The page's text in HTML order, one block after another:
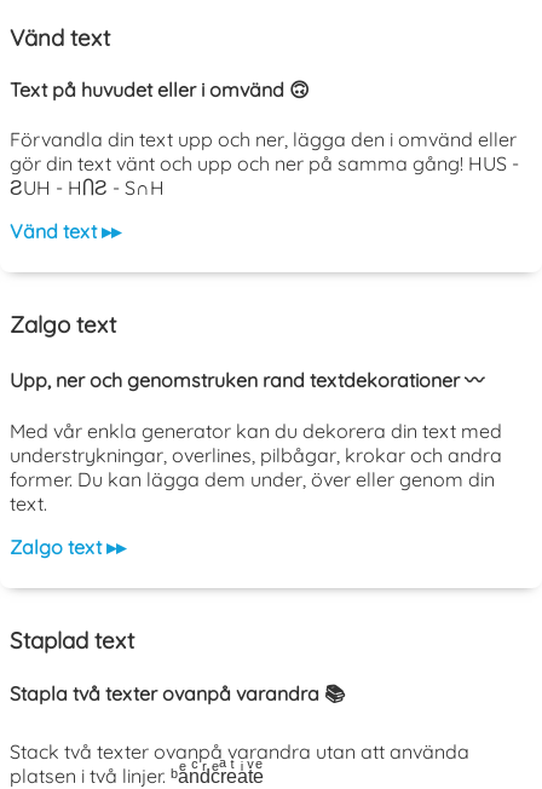
Vänd text
Text på huvudet eller i omvänd 🙃
Förvandla din text upp och ner, lägga den i omvänd eller
gör din text vänt och upp och ner på samma gång! HUS -
ƧUH - HႶƧ - S∩H
Vänd text ▸▸
Zalgo text
Upp, ner och genomstruken rand textdekorationer 〰️
Med vår enkla generator kan du dekorera din text med
understrykningar, overlines, pilbågar, krokar och andra
former. Du kan lägga dem under, över eller genom din
text.
Zalgo text ▸▸
Staplad text
Stapla två texter ovanpå varandra 📚
Stack två texter ovanpå varandra utan att använda
platsen i två linjer. ᵇaͤnͨdͬcͤrͣeͭaͥtͮeͤ